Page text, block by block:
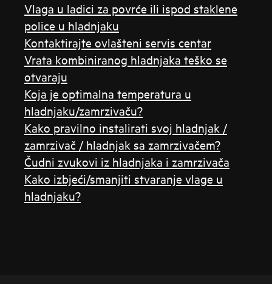
Vlaga u ladici za povrće ili ispod staklene
police u hladnjaku
Kontaktirajte ovlašteni servis centar
Vrata kombiniranog hladnjaka teško se
otvaraju
Koja je optimalna temperatura u
hladnjaku/zamrzivaču?
Kako pravilno instalirati svoj hladnjak /
zamrzivač / hladnjak sa zamrzivačem?
Čudni zvukovi iz hladnjaka i zamrzivača
Kako izbjeći/smanjiti stvaranje vlage u
hladnjaku?